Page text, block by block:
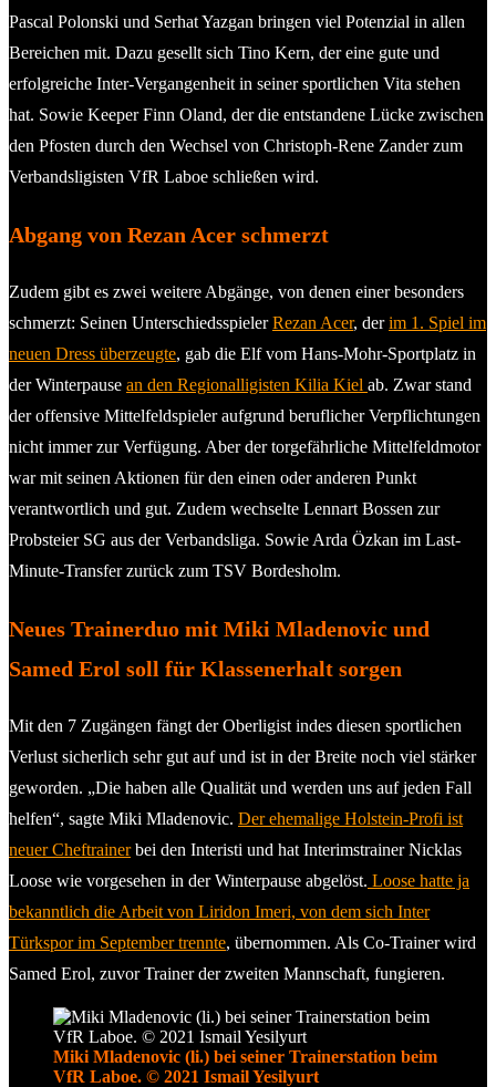
Pascal Polonski und Serhat Yazgan bringen viel Potenzial in allen
Bereichen mit. Dazu gesellt sich Tino Kern, der eine gute und
erfolgreiche Inter-Vergangenheit in seiner sportlichen Vita stehen
hat. Sowie Keeper Finn Oland, der die entstandene Lücke zwischen
den Pfosten durch den Wechsel von Christoph-Rene Zander zum
Verbandsligisten VfR Laboe schließen wird.
Abgang von Rezan Acer schmerzt
Zudem gibt es zwei weitere Abgänge, von denen einer besonders
schmerzt: Seinen UnterschiedsspielerRezan Acer, derim 1. Spiel im
neuen Dress überzeugte, gab die Elf vom Hans-Mohr-Sportplatz in
der Winterpause an den Regionalligisten Kilia Kiel ab. Zwar stand
der offensive Mittelfeldspieler aufgrund beruflicher Verpflichtungen
nicht immer zur Verfügung. Aber der torgefährliche Mittelfeldmotor
war mit seinen Aktionen für den einen oder anderen Punkt
verantwortlich und gut. Zudem wechselte Lennart Bossen zur
Probsteier SG aus der Verbandsliga. Sowie Arda Özkan im Last-
Minute-Transfer zurück zum TSV Bordesholm.
Neues Trainerduo mit Miki Mladenovic und
Samed Erol soll für Klassenerhalt sorgen
Mit den 7 Zugängen fängt der Oberligist indes diesen sportlichen
Verlust sicherlich sehr gut auf und ist in der Breite noch viel stärker
geworden. „Die haben alle Qualität und werden uns auf jeden Fall
helfen“, sagte Miki Mladenovic. Der ehemalige Holstein-Profi ist
neuer Cheftrainerbei den Interisti und hat Interimstrainer Nicklas
Loose wie vorgesehen in der Winterpause abgelöst. Loose hatte ja
bekanntlich die Arbeit von Liridon Imeri, von dem sich Inter
Türkspor im September trennte, übernommen. Als Co-Trainer wird
Samed Erol, zuvor Trainer der zweiten Mannschaft, fungieren.
Miki Mladenovic (li.) bei seiner Trainerstation beim
VfR Laboe. © 2021 Ismail Yesilyurt